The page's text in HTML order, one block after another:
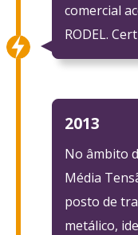
comercial
RODEL.
2013
No âmbito
Média
posto de
metálico,